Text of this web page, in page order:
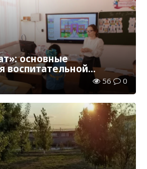
основные
воспитательной
учебном году
56 0